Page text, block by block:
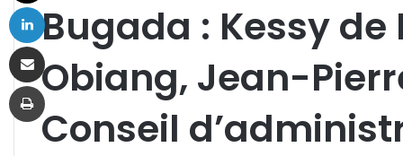
Bugada : Kessy
Obiang, Jean-
Conseil
Imprimer